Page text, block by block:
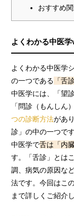
おすすめ
よくわかる中医
よくわかる中医学
の一つである 「舌
中医学には、「望
「問診（もんしん
つの診断方法があ
診」の中の一つです
中医学で舌は「内
す。「舌診」とは
調、病気の原因な
法です。今回はこ
まで詳しくご紹介